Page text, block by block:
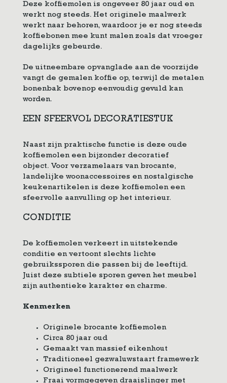
Deze koffiemolen is ongeveer 80 jaar oud en
werkt nog steeds. Het originele maalwerk
werkt naar behoren, waardoor je er nog steeds
koffiebonen mee kunt malen zoals dat vroeger
dagelijks gebeurde.
De uitneembare opvanglade aan de voorzijde
vangt de gemalen koffie op, terwijl de metalen
bonenbak bovenop eenvoudig gevuld kan
worden.
EEN SFEERVOL DECORATIESTUK
Naast zijn praktische functie is deze oude
koffiemolen een bijzonder decoratief
object. Voor verzamelaars van brocante,
landelijke woonaccessoires en nostalgische
keukenartikelen is deze koffiemolen een
sfeervolle aanvulling op het interieur.
CONDITIE
De koffiemolen verkeert in uitstekende
conditie en vertoont slechts lichte
gebruikssporen die passen bij de leeftijd.
Juist deze subtiele sporen geven het meubel
zijn authentieke karakter en charme.
Kenmerken
Originele brocante koffiemolen
Circa 80 jaar oud
Gemaakt van massief eikenhout
Traditioneel gezwaluwstaart framewerk
Origineel functionerend maalwerk
Fraai vormgegeven draaislinger met